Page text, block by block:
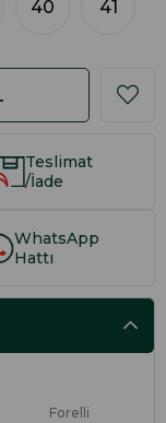
40 41
Teslimat
/İade
WhatsApp
Hattı
Forelli